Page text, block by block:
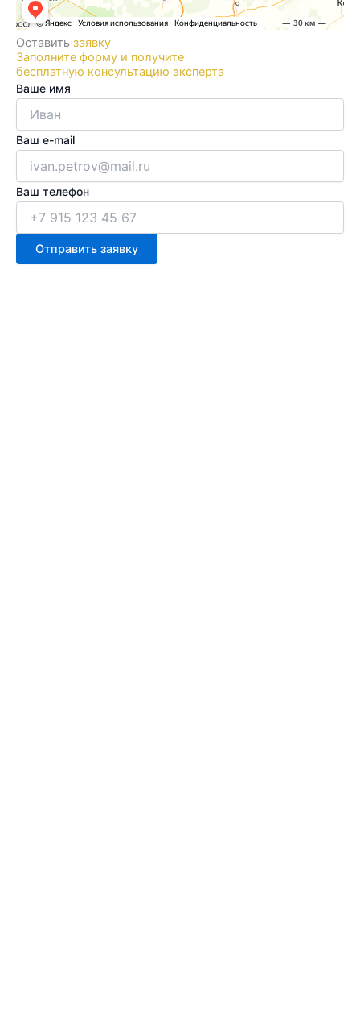
Оставить заявку
Заполните форму и получите
бесплатную консультацию эксперта
Ваше имя
Ваш e-mail
Ваш телефон
Отправить заявку